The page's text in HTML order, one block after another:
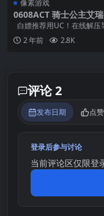
像素游戏
0608ACT 骑士公主艾
ght Princess Eris
白嫖推荐用UC！在线解压
失效不补！【补得话有偿！
i... 2 年前 2.8K
评论 2
发布日期 点
登录后参与讨论
当前评论区仅限登